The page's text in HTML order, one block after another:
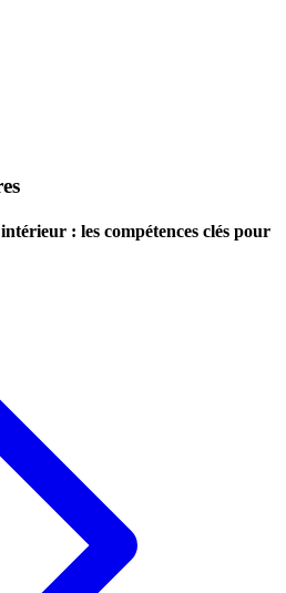
: les compétences clés pour